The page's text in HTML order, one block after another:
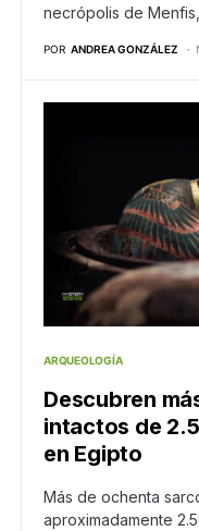
necrópolis de
POR ANDREA GONZÁLEZ
ARQUEOLOGÍA
Descubren
intactos de
en Egipto
Más de ochenta
aproximadamente